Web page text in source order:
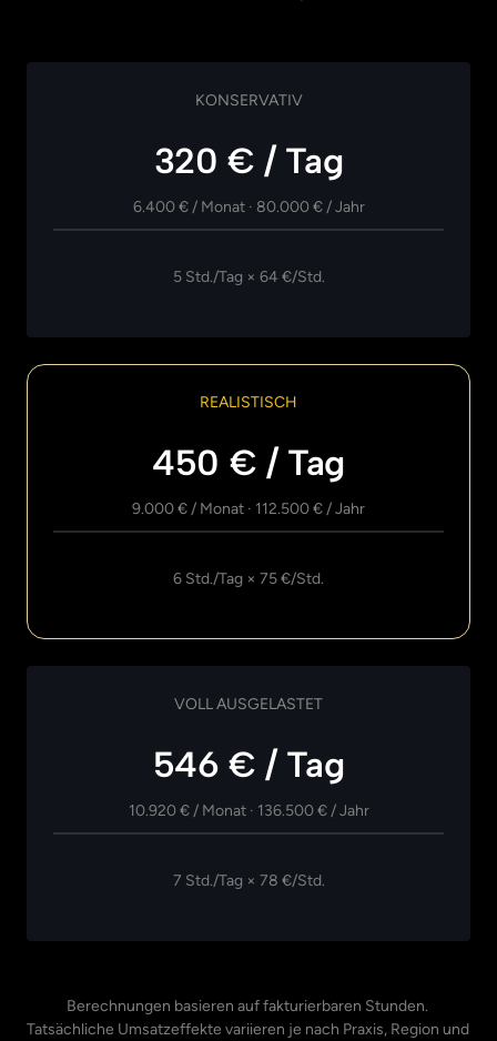
KONSERVATIV
320 € / Tag
6.400 € / Monat · 80.000 € / Jahr
5 Std./Tag × 64 €/Std.
REALISTISCH
450 € / Tag
9.000 € / Monat · 112.500 € / Jahr
6 Std./Tag × 75 €/Std.
VOLL AUSGELASTET
546 € / Tag
10.920 € / Monat · 136.500 € / Jahr
7 Std./Tag × 78 €/Std.
Berechnungen basieren auf fakturierbaren
Tatsächliche Umsatzeffekte variieren je nach Praxis, Region